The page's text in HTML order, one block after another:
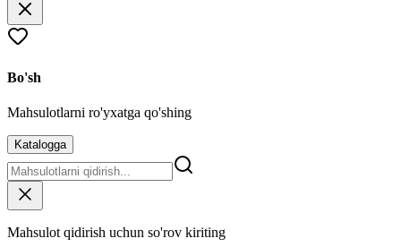
Bo'sh
Mahsulotlarni ro'yxatga qo'shing
Katalogga
Mahsulot qidirish uchun so'rov kiriting